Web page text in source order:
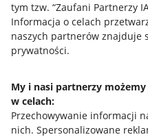
tym tzw. “Zaufani Partnerzy
Informacja o celach
naszych partnerów znajduje
prywatności.
My i nasi partnerzy
w celach:
Przechowywanie informacji
nich. Spersonalizowane
Przydatne informacje
Jak to działa
Allegro Gadane dla
Allegro Gadane dla